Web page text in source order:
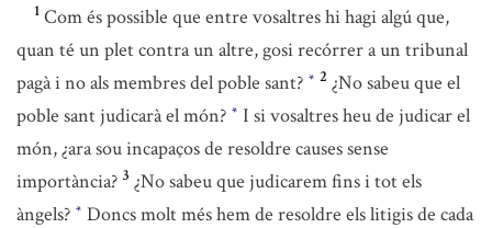
1 Com és possible que entre vosaltres hi hagi algú que,
quan té un plet contra un altre, gosi recórrer a un tribunal
pagà i no als membres del poble sant? * 2 ¿No sabeu que el
poble sant judicarà el món? * I si vosaltres heu de judicar el
món, ¿ara sou incapaços de resoldre causes sense
importància? 3 ¿No sabeu que judicarem fins i tot els
àngels? * Doncs molt més hem de resoldre els litigis de cada